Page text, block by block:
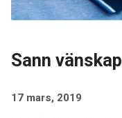
Sann vänskap
17 mars, 2019